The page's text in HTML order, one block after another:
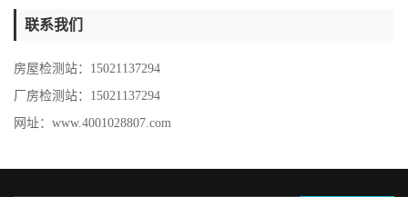
联系我们
房屋检测站：15021137294
厂房检测站：15021137294
网址：www.4001028807.com